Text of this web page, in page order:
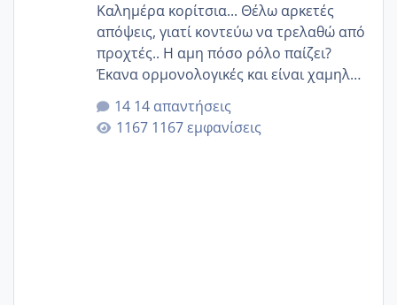
Καλημέρα κορίτσια... Θέλω αρκετές
απόψεις, γιατί κοντεύω να τρελαθώ από
προχτές.. Η αμη πόσο ρόλο παίζει?
Έκανα ορμονολογικές και είναι χαμηλή
για την ηλικία μου.. Είχα ήδη μια
εγκυμοσύνη, που έπρεπε να τερματιστεί
στην 27η εβδομάδα και προσπαθώ 7
14 απαντήσεις
1167 εμφανίσεις